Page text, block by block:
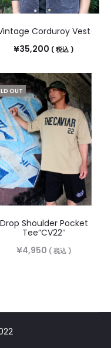
Corduroy Vest
¥35,200 ( 税込 )
OUT
Drop Shoulder Pocket
Tee”CV22″
¥4,950 ( 税込 )